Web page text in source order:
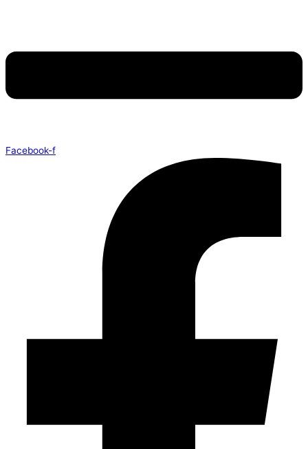
Facebook-f